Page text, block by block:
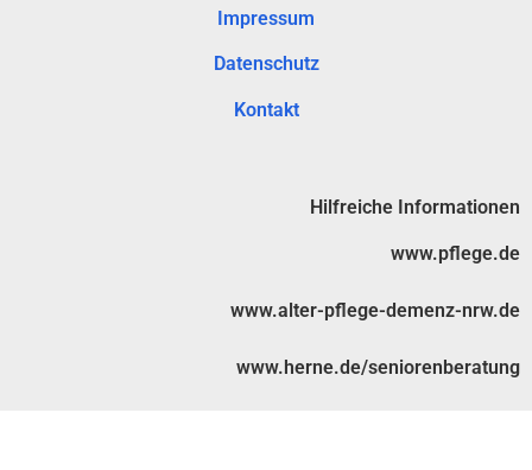
Impressum
Datenschutz
Kontakt
Hilfreiche Informationen
www.pflege.de
www.alter-pflege-demenz-nrw.de
www.herne.de/seniorenberatung